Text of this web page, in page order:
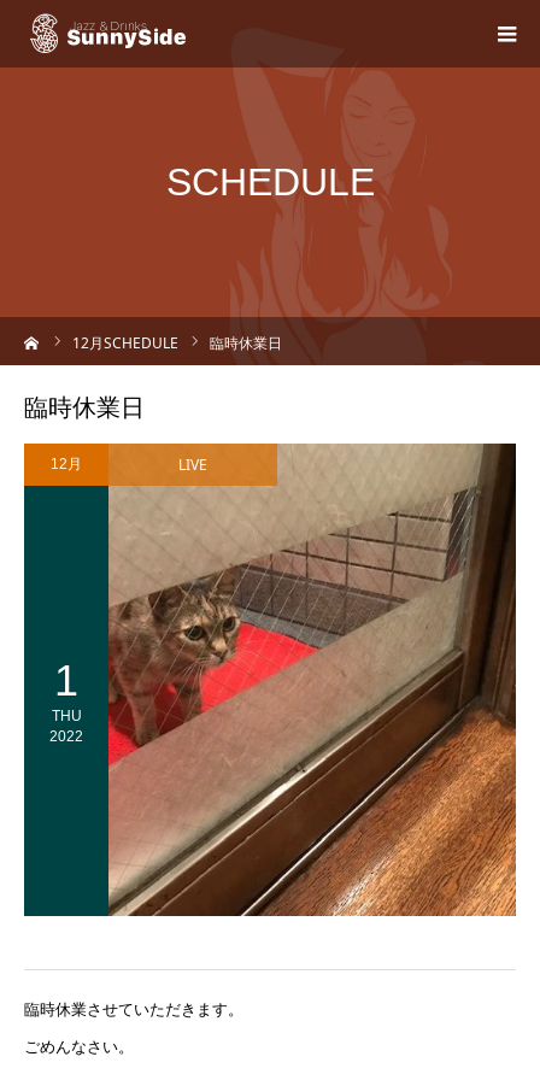
SCHEDULE
12月SCHEDULE 臨時休業日
臨時休業日
12月
1
THU
2022
LIVE
臨時休業させていただきます。
ごめんなさい。